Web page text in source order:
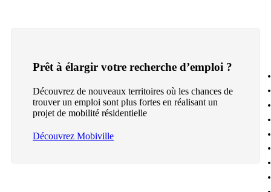
Prêt à élargir votre recherche d’emploi ?
Découvrez de nouveaux territoires où les chances de
trouver un emploi sont plus fortes en réalisant un
projet de mobilité résidentielle
Découvrez Mobiville